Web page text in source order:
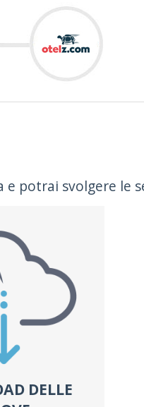
potrai svolgere le
DELLE